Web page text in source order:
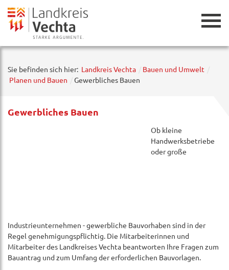
Sie befinden sich hier: Landkreis Vechta
Bauen und Umwelt
Planen und Bauen
Gewerbliches Bauen
Gewerbliches Bauen
Ob kleine
Handwerksbetriebe
oder große
Industrieunternehmen - gewerbliche Bauvorhaben sind in der
Regel genehmigungspflichtig. Die Mitarbeiterinnen und
Mitarbeiter des Landkreises Vechta beantworten Ihre Fragen zum
Bauantrag und zum Umfang der erforderlichen Bauvorlagen.